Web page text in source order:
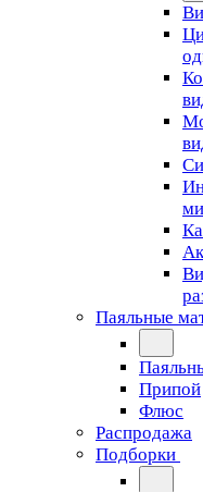
Паяльные
Припой
Флюс
Распродажа
Подборки